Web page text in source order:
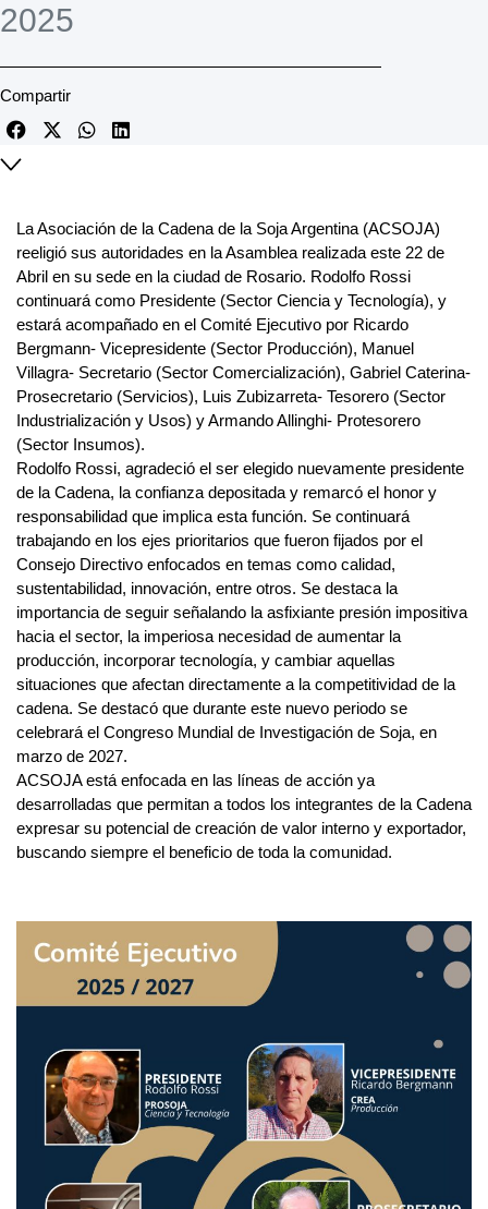
2025
Compartir
La Asociación de la Cadena de la Soja Argentina (ACSOJA)
reeligió sus autoridades en la Asamblea realizada este 22 de
Abril en su sede en la ciudad de Rosario. Rodolfo Rossi
continuará como Presidente (Sector Ciencia y Tecnología), y
estará acompañado en el Comité Ejecutivo por Ricardo
Bergmann- Vicepresidente (Sector Producción), Manuel
Villagra- Secretario (Sector Comercialización), Gabriel Caterina-
Prosecretario (Servicios), Luis Zubizarreta- Tesorero (Sector
Industrialización y Usos) y Armando Allinghi- Protesorero
(Sector Insumos).
Rodolfo Rossi, agradeció el ser elegido nuevamente presidente
de la Cadena, la confianza depositada y remarcó el honor y
responsabilidad que implica esta función. Se continuará
trabajando en los ejes prioritarios que fueron fijados por el
Consejo Directivo enfocados en temas como calidad,
sustentabilidad, innovación, entre otros. Se destaca la
importancia de seguir señalando la asfixiante presión impositiva
hacia el sector, la imperiosa necesidad de aumentar la
producción, incorporar tecnología, y cambiar aquellas
situaciones que afectan directamente a la competitividad de la
cadena. Se destacó que durante este nuevo periodo se
celebrará el Congreso Mundial de Investigación de Soja, en
marzo de 2027.
ACSOJA está enfocada en las líneas de acción ya
desarrolladas que permitan a todos los integrantes de la Cadena
expresar su potencial de creación de valor interno y exportador,
buscando siempre el beneficio de toda la comunidad.